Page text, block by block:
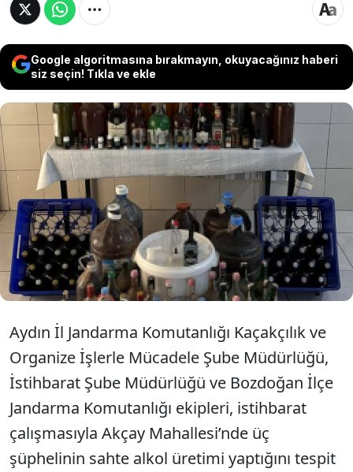
Google algoritmasına bırakmayın, okuyacağınız haberi
siz seçin! Tıkla ve ekle
Aydın'da jandarma ekiplerince yapılan
operasyonda yüzlerce litre sahte içki
ele geçirildi. Olayla ilgili üç kişi gözaltına
alındı.
Aydın İl Jandarma Komutanlığı Kaçakçılık ve
Organize İşlerle Mücadele Şube Müdürlüğü,
İstihbarat Şube Müdürlüğü ve Bozdoğan İlçe
Jandarma Komutanlığı ekipleri, istihbarat
çalışmasıyla Akçay Mahallesi’nde üç
şüphelinin sahte alkol üretimi yaptığını tespit